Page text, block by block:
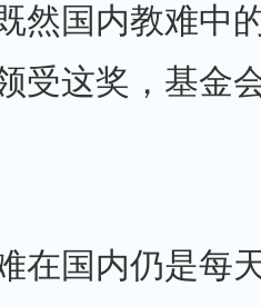
然国内教难中
受这奖，基金
在国内仍是每